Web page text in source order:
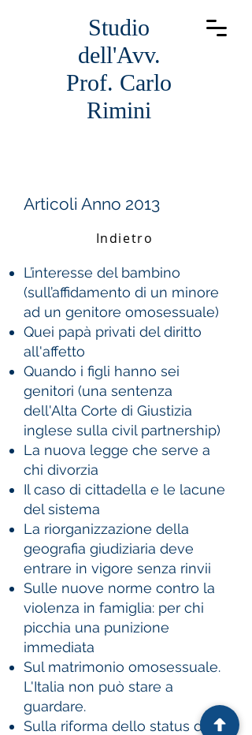
Studio
dell'Avv.
Prof. Carlo
Rimini
Articoli Anno 2013
Indietro
L’interesse del bambino
(sull’affidamento di un minore
ad un genitore omosessuale)
Quei papà privati del diritto
all'affetto
Quando i figli hanno sei
genitori (una sentenza
dell'Alta Corte di Giustizia
inglese sulla civil partnership)
La nuova legge che serve a
chi divorzia
Il caso di cittadella e le lacune
del sistema
La riorganizzazione della
geografia giudiziaria deve
entrare in vigore senza rinvii
Sulle nuove norme contro la
violenza in famiglia: per chi
picchia una punizione
immediata
Sul matrimonio omosessuale.
L'Italia non può stare a
guardare.
Sulla riforma dello status di